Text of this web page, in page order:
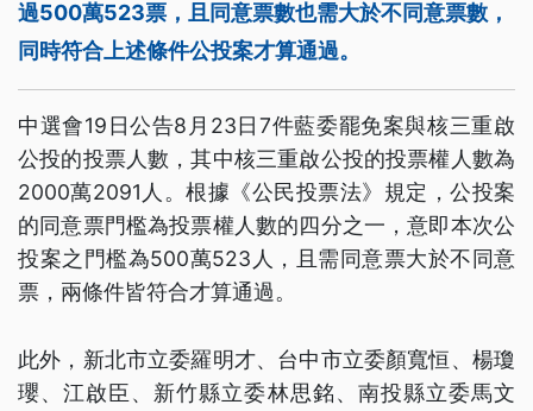
過500萬523票，且同意票數也需大於不同意票數，
同時符合上述條件公投案才算通過。
中選會19日公告8月23日7件藍委罷免案與核三重啟
公投的投票人數，其中核三重啟公投的投票權人數為
2000萬2091人。根據《公民投票法》規定，公投案
的同意票門檻為投票權人數的四分之一，意即本次公
投案之門檻為500萬523人，且需同意票大於不同意
票，兩條件皆符合才算通過。
此外，新北市立委羅明才、台中市立委顏寬恒、楊瓊
瓔、江啟臣、新竹縣立委林思銘、南投縣立委馬文